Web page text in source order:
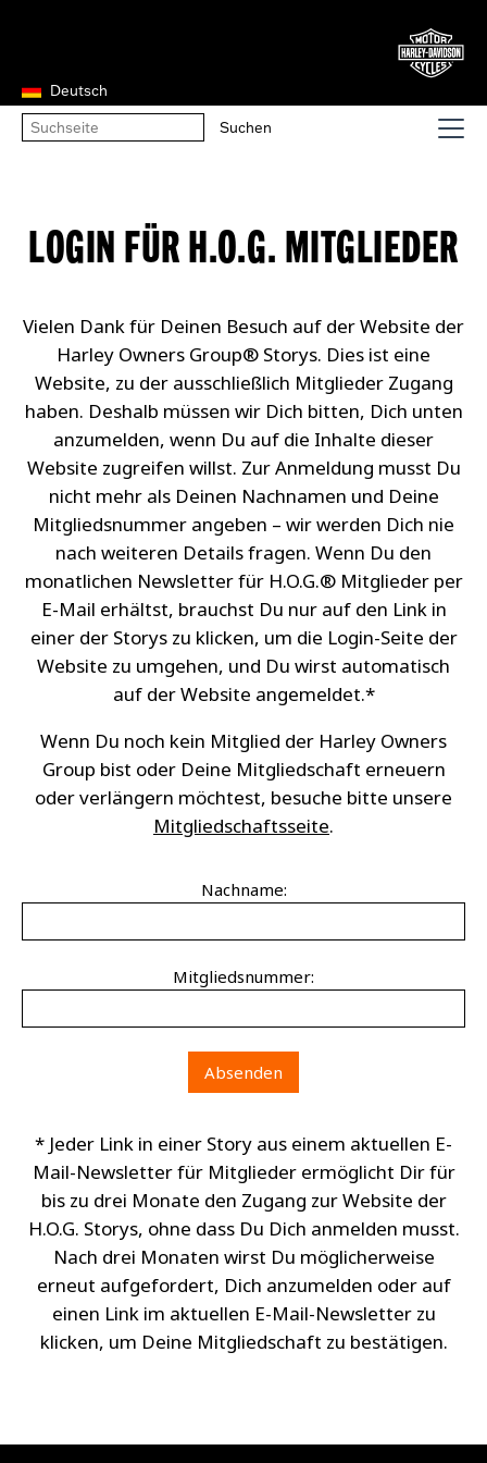
Deutsch
LOGIN FÜR H.O.G. MITGLIEDER
Vielen Dank für Deinen Besuch auf der Website der
Harley Owners Group® Storys. Dies ist eine
Website, zu der ausschließlich Mitglieder Zugang
haben. Deshalb müssen wir Dich bitten, Dich unten
anzumelden, wenn Du auf die Inhalte dieser
Website zugreifen willst. Zur Anmeldung musst Du
nicht mehr als Deinen Nachnamen und Deine
Mitgliedsnummer angeben – wir werden Dich nie
nach weiteren Details fragen. Wenn Du den
monatlichen Newsletter für H.O.G.® Mitglieder per
E-Mail erhältst, brauchst Du nur auf den Link in
einer der Storys zu klicken, um die Login-Seite der
Website zu umgehen, und Du wirst automatisch
auf der Website angemeldet.*
Wenn Du noch kein Mitglied der Harley Owners
Group bist oder Deine Mitgliedschaft erneuern
oder verlängern möchtest, besuche bitte unsere
Mitgliedschaftsseite.
Nachname:
Mitgliedsnummer:
* Jeder Link in einer Story aus einem aktuellen E-
Mail-Newsletter für Mitglieder ermöglicht Dir für
bis zu drei Monate den Zugang zur Website der
H.O.G. Storys, ohne dass Du Dich anmelden musst.
Nach drei Monaten wirst Du möglicherweise
erneut aufgefordert, Dich anzumelden oder auf
einen Link im aktuellen E-Mail-Newsletter zu
klicken, um Deine Mitgliedschaft zu bestätigen.